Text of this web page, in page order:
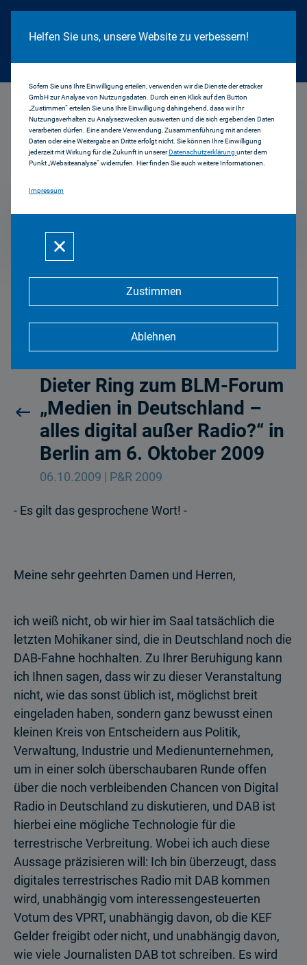
Cookie Hinweis
Helfen Sie uns, unsere Website zu verbessern!
Sofern Sie uns Ihre Einwilligung erteilen, verwenden wir die Dienste der etracker
GmbH zur Analyse von Nutzungsdaten. Durch einen Klick auf den Button
„Zustimmen“ erteilen Sie uns Ihre Einwilligung dahingehend, dass wir Ihr
Nutzungsverhalten zu Analysezwecken auswerten und die sich ergebenden Daten
verarbeiten dürfen. Eine andere Verwendung, Zusammenführung mit anderen
Daten oder eine Weitergabe an Dritte erfolgt nicht. Sie können Ihre Einwilligung
jederzeit mit Wirkung für die Zukunft in unsererDatenschutzerklärung unter dem
Punkt „Websiteanalyse“ widerrufen. Hier finden Sie auch weitere Informationen.
Impressum
Zustimmen
Ablehnen
2009
Positionen & Reden
Dieter Ring zum BLM-Forum
„Medien in Deutschland –
alles digital außer Radio?“ in
Berlin am 6. Oktober 2009
06.10.2009 | P&R 2009
- Es gilt das gesprochene Wort! -
Meine sehr geehrten Damen und Herren,
ich weiß nicht, ob wir hier im Saal tatsächlich die
letzten Mohikaner sind, die in Deutschland noch die
DAB-Fahne hochhalten. Zu Ihrer Beruhigung kann
ich Ihnen sagen, dass wir zu dieser Veranstaltung
nicht, wie das sonst üblich ist, möglichst breit
eingeladen haben, sondern ganz bewusst einen
kleinen Kreis von Entscheidern aus Politik,
Verwaltung, Industrie und Medienunternehmen,
um in einer solch überschaubaren Runde offen
über die noch verbleibenden Chancen von Digital
Radio in Deutschland zu diskutieren, und DAB ist
hierbei eine mögliche Technologie für die
terrestrische Verbreitung. Wobei ich auch diese
Aussage präzisieren will: Ich bin überzeugt, dass
digitales terrestrisches Radio mit DAB kommen
wird, unabhängig vom interessengesteuerten
Votum des VPRT, unabhängig davon, ob die KEF
Gelder freigibt oder nicht, und unabhängig davon,
wie viele Journalisten DAB tot schreiben. Es wird